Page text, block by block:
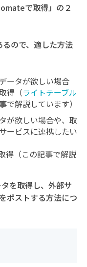
で取得」の２
ので、適した方法
ータが欲しい場合
得（ライトテーブル
で解説しています）
が欲しい場合や、取
ービスに連携したい
（この記事で解説
を取得し、外部サ
ポストする方法につ